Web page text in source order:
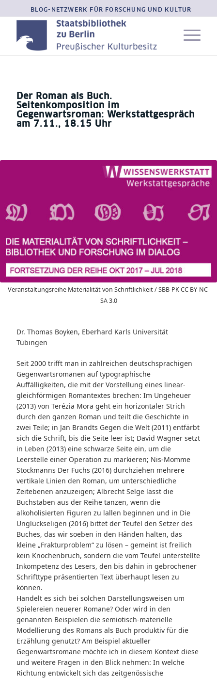
BLOG-NETZWERK FÜR FORSCHUNG UND KULTUR
Der Roman als Buch.
Seitenkomposition im
Gegenwartsroman: Werkstattgespräch
am 7.11., 18.15 Uhr
Veranstaltungsreihe Materialität von Schriftlichkeit / SBB-PK CC BY-NC-
SA 3.0
Dr. Thomas Boyken, Eberhard Karls Universität
Tübingen
Seit 2000 trifft man in zahlreichen deutschsprachigen
Gegenwartsromanen auf typographische
Auffälligkeiten, die mit der Vorstellung eines linear-
gleichförmigen Romantextes brechen: Im Ungeheuer
(2013) von Terézia Mora geht ein horizontaler Strich
durch den ganzen Roman und teilt die Geschichte in
zwei Teile; in Jan Brandts Gegen die Welt (2011) entfärbt
sich die Schrift, bis die Seite leer ist; David Wagner setzt
in Leben (2013) eine schwarze Seite ein, um die
Leerstelle einer Operation zu markieren; Nis-Momme
Stockmanns Der Fuchs (2016) durchziehen mehrere
vertikale Linien den Roman, um unterschiedliche
Zeitebenen anzuzeigen; Albrecht Selge lässt die
Buchstaben aus der Reihe tanzen, wenn die
alkoholisierten Figuren zu lallen beginnen und in Die
Unglückseligen (2016) bittet der Teufel den Setzer des
Buches, das wir soeben in den Händen halten, das
kleine „Frakturproblem“ zu lösen – gemeint ist freilich
kein Knochenbruch, sondern die vom Teufel unterstellte
Inkompetenz des Lesers, den bis dahin in gebrochener
Schrifttype präsentierten Text überhaupt lesen zu
können.
Handelt es sich bei solchen Darstellungsweisen um
Spielereien neuerer Romane? Oder wird in den
genannten Beispielen die semiotisch-materielle
Modellierung des Romans als Buch produktiv für die
Erzählung genutzt? Am Beispiel aktueller
Gegenwartsromane möchte ich in diesem Kontext diese
und weitere Fragen in den Blick nehmen: In welche
Richtung entwickelt sich das zeitgenössische